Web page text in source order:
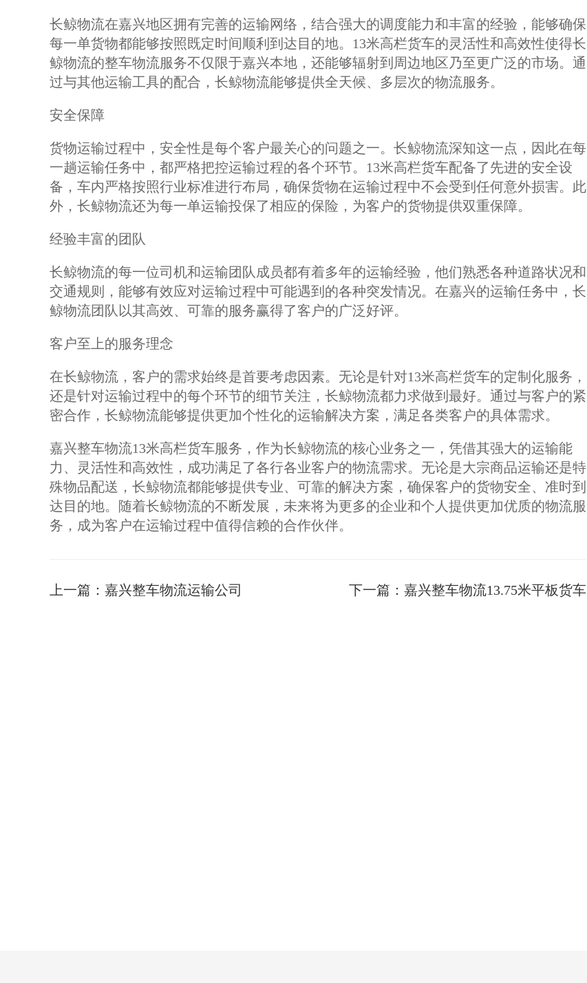
长鲸物流在嘉兴地区拥有完善的运输网络，结合强大的调度能力和丰富的经验，能够确保
每一单货物都能够按照既定时间顺利到达目的地。13米高栏货车的灵活性和高效性使得长
鲸物流的整车物流服务不仅限于嘉兴本地，还能够辐射到周边地区乃至更广泛的市场。通
过与其他运输工具的配合，长鲸物流能够提供全天候、多层次的物流服务。
安全保障
货物运输过程中，安全性是每个客户最关心的问题之一。长鲸物流深知这一点，因此在每
一趟运输任务中，都严格把控运输过程的各个环节。13米高栏货车配备了先进的安全设
备，车内严格按照行业标准进行布局，确保货物在运输过程中不会受到任何意外损害。此
外，长鲸物流还为每一单运输投保了相应的保险，为客户的货物提供双重保障。
经验丰富的团队
长鲸物流的每一位司机和运输团队成员都有着多年的运输经验，他们熟悉各种道路状况和
交通规则，能够有效应对运输过程中可能遇到的各种突发情况。在嘉兴的运输任务中，长
鲸物流团队以其高效、可靠的服务赢得了客户的广泛好评。
客户至上的服务理念
在长鲸物流，客户的需求始终是首要考虑因素。无论是针对13米高栏货车的定制化服务，
还是针对运输过程中的每个环节的细节关注，长鲸物流都力求做到最好。通过与客户的紧
密合作，长鲸物流能够提供更加个性化的运输解决方案，满足各类客户的具体需求。
嘉兴整车物流13米高栏货车服务，作为长鲸物流的核心业务之一，凭借其强大的运输能
力、灵活性和高效性，成功满足了各行各业客户的物流需求。无论是大宗商品运输还是特
殊物品配送，长鲸物流都能够提供专业、可靠的解决方案，确保客户的货物安全、准时到
达目的地。随着长鲸物流的不断发展，未来将为更多的企业和个人提供更加优质的物流服
务，成为客户在运输过程中值得信赖的合作伙伴。
上一篇： 嘉兴整车物流运输公司 下一篇： 嘉兴整车物流13.75米平板货车